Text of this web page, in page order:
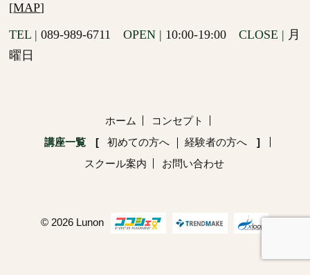
[MAP]
TEL | 089-989-6711OPEN | 10:00-19:00CLOSE | 月
曜日
ホーム
コンセプト
講座一覧
初めての方へ
経験者の方へ
スクール案内
お問い合わせ
© 2026 Lunon